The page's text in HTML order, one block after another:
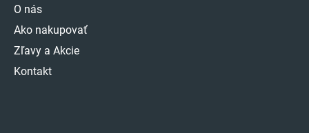
O nás
Ako nakupovať
Zľavy a Akcie
Kontakt